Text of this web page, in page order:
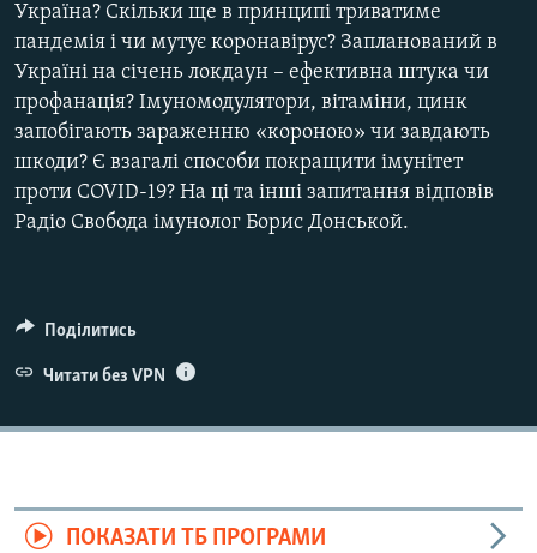
Україна? Скільки ще в принципі триватиме
пандемія і чи мутує коронавірус? Запланований в
Україні на січень локдаун – ефективна штука чи
профанація? Імуномодулятори, вітаміни, цинк
запобігають зараженню «короною» чи завдають
шкоди? Є взагалі способи покращити імунітет
проти COVID-19? На ці та інші запитання відповів
Радіо Свобода імунолог Борис Донськой.
Поділитись
Читати без VPN
ПОКАЗАТИ ТБ ПРОГРАМИ